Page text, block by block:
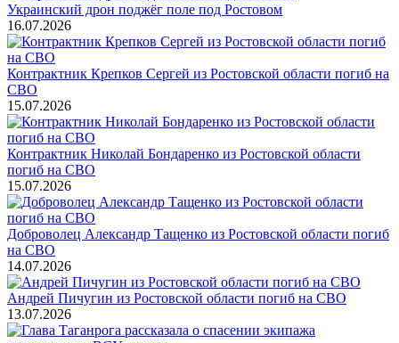
Украинский дрон поджёг поле под Ростовом
16.07.2026
Контрактник Крепков Сергей из Ростовской области погиб на
СВО
15.07.2026
Контрактник Николай Бондаренко из Ростовской области
погиб на СВО
15.07.2026
Доброволец Александр Тащенко из Ростовской области погиб
на СВО
14.07.2026
Андрей Пичугин из Ростовской области погиб на СВО
13.07.2026